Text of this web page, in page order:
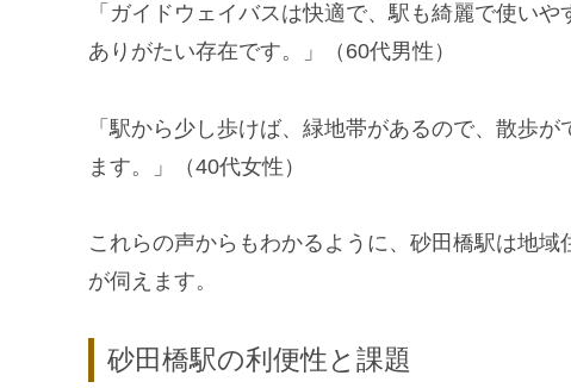
「ガイドウェイバスは快適で、駅も綺麗で使い
ありがたい存在です。」（60代男性）
「駅から少し歩けば、緑地帯があるので、散歩
ます。」（40代女性）
これらの声からもわかるように、砂田橋駅は地
が伺えます。
砂田橋駅の利便性と課題